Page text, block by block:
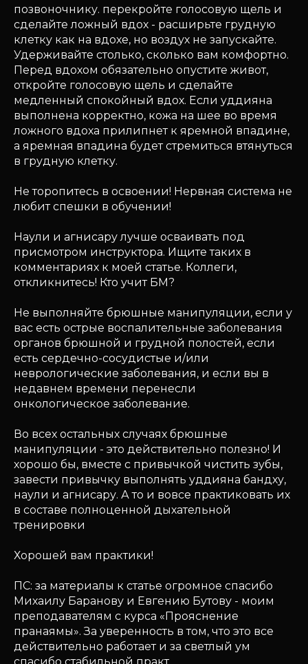
позвоночнику. перекройте голосовую щель и
сделайте ложный вдох - расширьте грудную
клетку как на вдохе, но воздух не запускайте.
Удерживайте столько, сколько вам комфортно.
Перед вдохом обязательно опустите живот,
откройте голосовую щель и сделайте
медленный спокойный вдох. Если уддияна
выполнена корректно, кожа на шее во время
ложного вдоха прилипнет к яремной впадине,
а яремная впадина будет стремиться втянуться
в грудную клетку.
Не торопитесь в освоении! Нервная система не
любит спешки в обучении!
Наули и агнисару лучше осваивать под
присмотром инструктора. Ищите таких в
комментариях к моей статье. Коллеги,
откликнитесь! Кто учит БМ?
Не выполняйте брюшные манипуляции, если у
вас есть острые воспалительные заболевания
органов брюшной и грудной полостей, если
есть сердечно-сосудистые и/или
неврологические заболевания, и если вы в
недавнем времени перенесли
онкологическое заболевание.
Во всех остальных случаях брюшные
манипуляции - это действительно полезно! И
хорошо бы, вместе с привычкой чистить зубы,
завести привычку выполнять уддияна бандху,
наули и агнисару. А то и вовсе практиковать их
в составе полноценной дыхательной
тренировки
Хорошей вам практики!
ПС: за материалы к статье огромное спасибо
Михаилу Баранову и Евгению Бутову - моим
преподавателям с курса «Прояснение
пранаямы». За уверенность в том, что это все
действительно работает и за светлый ум